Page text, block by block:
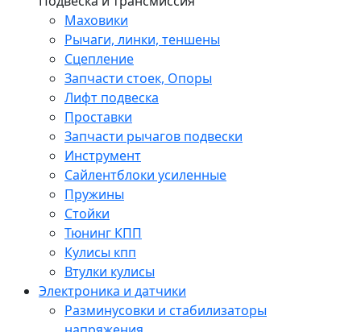
Маховики
Рычаги, линки, теншены
Сцепление
Запчасти стоек, Опоры
Лифт подвеска
Проставки
Запчасти рычагов подвески
Инструмент
Сайлентблоки усиленные
Пружины
Стойки
Тюнинг КПП
Кулисы кпп
Втулки кулисы
Электроника и датчики
Разминусовки и стабилизаторы